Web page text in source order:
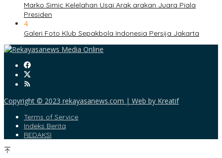
Marko Simic Kelelahan Usai Arak arakan Juara Piala
Presiden
4
Galeri Foto Klub Sepakbola Indonesia Persija Jakarta
Copyright © 2023 rekayasanews.com | Web by Kreatif
Terms of Service
Indeks Berita
REDAKSI